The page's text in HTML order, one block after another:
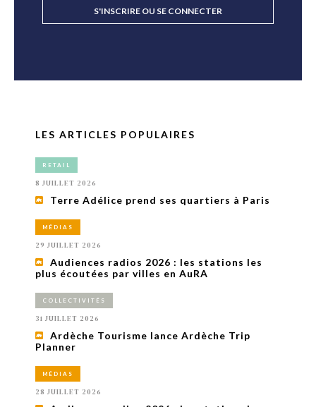
S'INSCRIRE OU SE CONNECTER
LES ARTICLES POPULAIRES
RETAIL
8 JUILLET 2026
Terre Adélice prend ses quartiers à Paris
MÉDIAS
29 JUILLET 2026
Audiences radios 2026 : les stations les
plus écoutées par villes en AuRA
COLLECTIVITÉS
31 JUILLET 2026
Ardèche Tourisme lance Ardèche Trip
Planner
MÉDIAS
28 JUILLET 2026